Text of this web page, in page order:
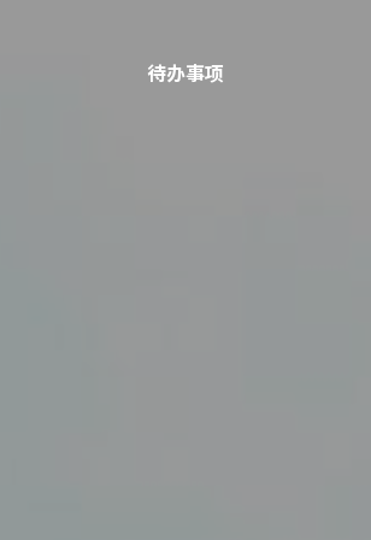
待办事项